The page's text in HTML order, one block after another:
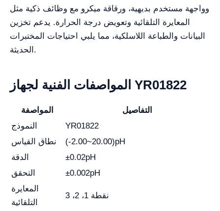
وواجهة مستخدم بديهية، ورقاقة ميكرو مع وظائف ذكية مثل
المعايرة التلقائية وتعويض درجة الحرارة. يدعم تخزين
البيانات والطباعة اللاسلكية، مما يلبي احتياجات المختبرات
الحديثة.
المواصفات الفنية لجهاز YR01822
المواصفة
التفاصيل
النموذج
YR01822
نطاق القياس
(-2.00~20.00)pH
الدقة
±0.02pH
التحقق
±0.002pH
المعايرة
التلقائية
نقطة 1، 2، 3